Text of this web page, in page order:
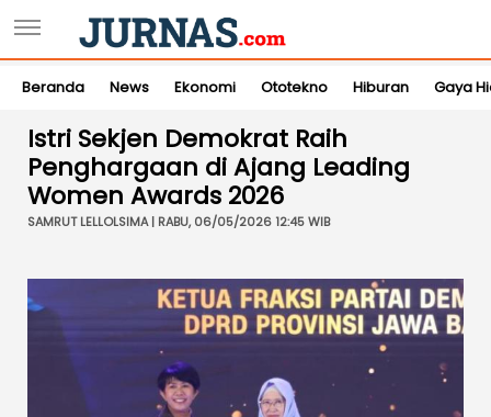
Beranda News Ekonomi Ototekno Hiburan Gaya
Istri Sekjen Demokrat Raih
Penghargaan di Ajang Leading
Women Awards 2026
SAMRUT LELLOLSIMA | RABU, 06/05/2026 12:45 WIB